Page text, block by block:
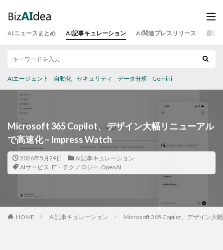
AIニュースまとめ AI記事キュレーション AI関連プレスリリース 運営
AIエージェント 自動化 セキュリティ データ分析 Gemini
Microsoft 365 Copilot、デザイン大幅リニューアル
で高速化 – Impress Watch
2026年5月29日
AI記事キュレーション
AIサービス, IT・テクノロジー, OpenAI
HOME AI記事キュレーション Microsoft 365 Copilot、デザイン大